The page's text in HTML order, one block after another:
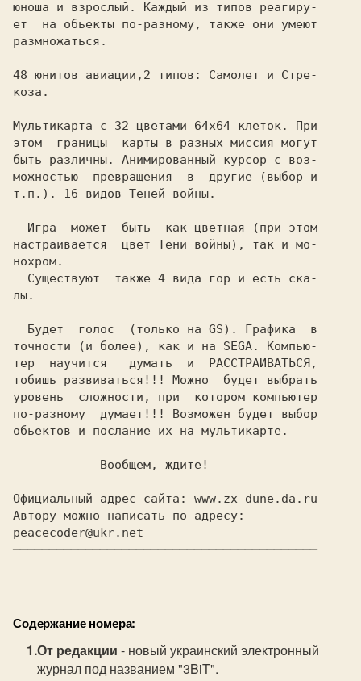
юноша и взрослый. Каждый из типов реагиру-
ет  на обьекты по-разному, также они умеют
размножаться.
48 юнитов авиации,2 типов: Самолет и Стре-
коза.
Мультикарта с 32 цветами 64х64 клеток. При
этом  границы  карты в разных миссия могут
быть различны. Анимированный курсор с воз-
можностью  превращения  в  другие (выбор и
т.п.). 16 видов Теней войны.
настраивается  цвет Тени войны), так и мо-
нохром.
лы.
точности (и более), как и на SEGA. Компью-
тер  научится   думать  и  РАССТРАИВАТЬСЯ,
тобишь развиваться!!! Можно  будет выбрать
уровень  сложности, при  котором компьютер
по-разному  думает!!! Возможен будет выбор
обьектов и послание их на мультикарте.
Автору можно написать по адресу:
──────────────────────────────────────────
Содержание номера:
От редакции - новый украинский электронный
журнал под названием "3BiT".